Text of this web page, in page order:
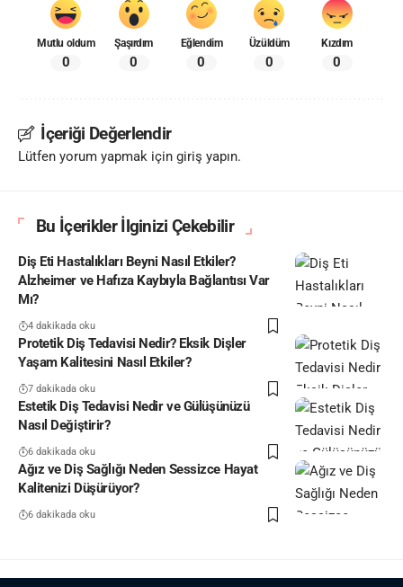
Mutlu oldum
0
Şaşırdım
0
Eğlendim
0
Üzüldüm
0
Kızdım
0
İçeriği Değerlendir
Lütfen yorum yapmak için giriş yapın.
Bu İçerikler İlginizi Çekebilir
Diş Eti Hastalıkları Beyni Nasıl Etkiler?
Alzheimer ve Hafıza Kaybıyla Bağlantısı Var
Mı?
4 dakikada oku
Protetik Diş Tedavisi Nedir? Eksik Dişler
Yaşam Kalitesini Nasıl Etkiler?
7 dakikada oku
Estetik Diş Tedavisi Nedir ve Gülüşünüzü
Nasıl Değiştirir?
6 dakikada oku
Ağız ve Diş Sağlığı Neden Sessizce Hayat
Kalitenizi Düşürüyor?
6 dakikada oku